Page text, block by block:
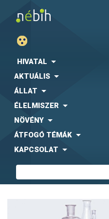
HIVATAL
AKTUÁLIS
ÁLLAT
ÉLELMISZER
NÖVÉNY
ÁTFOGÓ TÉMÁK
KAPCSOLAT